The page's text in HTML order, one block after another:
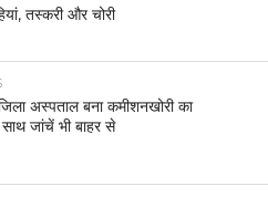
तस्करी और चोरी
अस्पताल बना कमीशनखोरी का
जांचें भी बाहर से